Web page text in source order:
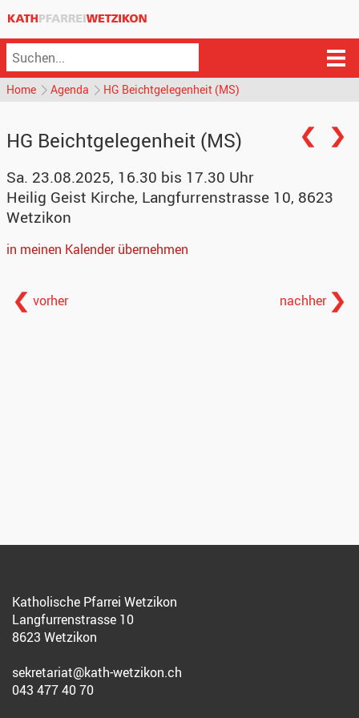
Home Agenda HG Beichtgelegenheit (MS)
HG Beichtgelegenheit (MS)
Sa. 23.08.2025, 16.30 bis 17.30 Uhr
Heilig Geist Kirche, Langfurrenstrasse 10, 8623
Wetzikon
in meinen Kalender übernehmen
vorher nachher
Katholische Pfarrei Wetzikon
Langfurrenstrasse 10
8623 Wetzikon
sekretariat@kath-wetzikon.ch
043 477 40 70